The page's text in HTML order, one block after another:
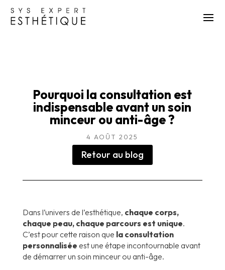
Pourquoi la consultation est
indispensable avant un soin
minceur ou anti-âge ?
4 AOÛT 2025
Retour au blog
Dans l’univers de l’esthétique, chaque corps,
chaque peau, chaque parcours est unique.
C’est pour cette raison que la consultation
personnalisée est une étape incontournable avant
de démarrer un soin minceur ou anti-âge.